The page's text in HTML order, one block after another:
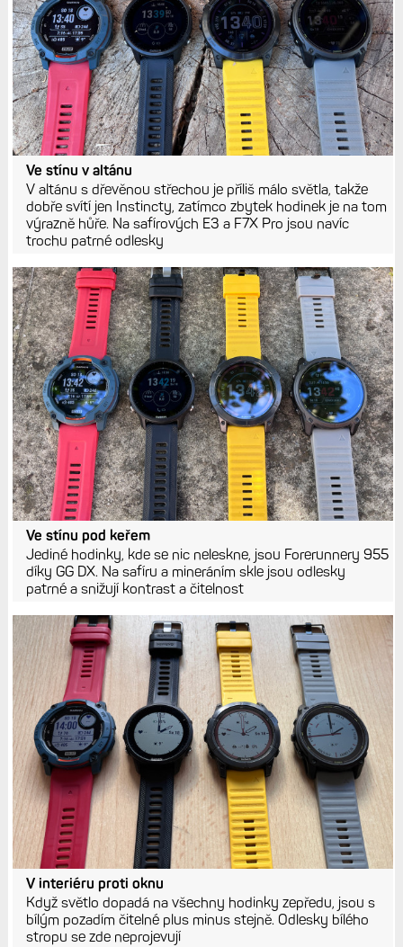
Ve stínu v altánu
V altánu s dřevěnou střechou je příliš málo světla, takže
dobře svítí jen Instincty, zatímco zbytek hodinek je na tom
výrazně hůře. Na safírových E3 a F7X Pro jsou navíc
trochu patrné odlesky
Ve stínu pod keřem
Jediné hodinky, kde se nic neleskne, jsou Forerunnery 955
díky GG DX. Na safíru a mineráním skle jsou odlesky
patrné a snižují kontrast a čitelnost
V interiéru proti oknu
Když světlo dopadá na všechny hodinky zepředu, jsou s
bílým pozadím čitelné plus minus stejně. Odlesky bílého
stropu se zde neprojevují